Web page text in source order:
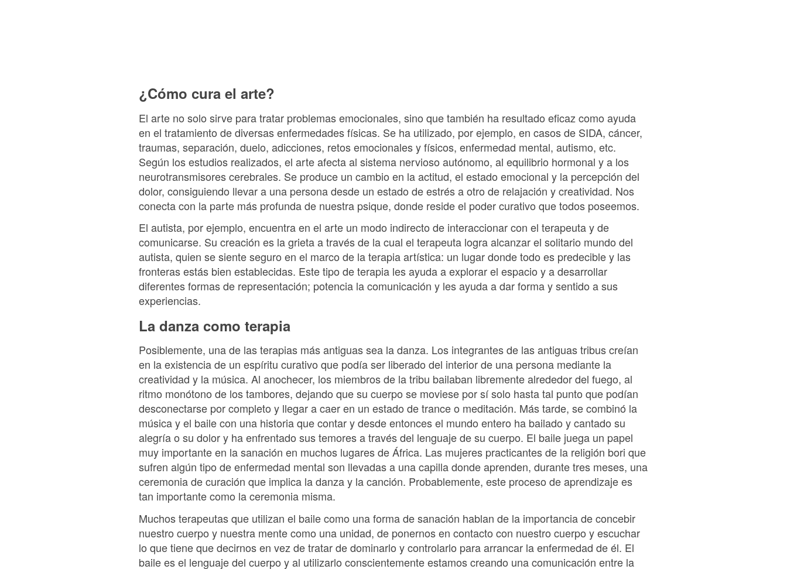
¿Cómo cura el arte?
El arte no solo sirve para tratar problemas emocionales, sino que también ha resultado eficaz como ayuda
en el tratamiento de diversas enfermedades físicas. Se ha utilizado, por ejemplo, en casos de SIDA, cáncer,
traumas, separación, duelo, adicciones, retos emocionales y físicos, enfermedad mental, autismo, etc.
Según los estudios realizados, el arte afecta al sistema nervioso autónomo, al equilibrio hormonal y a los
neurotransmisores cerebrales. Se produce un cambio en la actitud, el estado emocional y la percepción del
dolor, consiguiendo llevar a una persona desde un estado de estrés a otro de relajación y creatividad. Nos
conecta con la parte más profunda de nuestra psique, donde reside el poder curativo que todos poseemos.
El autista, por ejemplo, encuentra en el arte un modo indirecto de interaccionar con el terapeuta y de
comunicarse. Su creación es la grieta a través de la cual el terapeuta logra alcanzar el solitario mundo del
autista, quien se siente seguro en el marco de la terapia artística: un lugar donde todo es predecible y las
fronteras estás bien establecidas. Este tipo de terapia les ayuda a explorar el espacio y a desarrollar
diferentes formas de representación; potencia la comunicación y les ayuda a dar forma y sentido a sus
experiencias.
La danza como terapia
Posiblemente, una de las terapias más antiguas sea la danza. Los integrantes de las antiguas tribus creían
en la existencia de un espíritu curativo que podía ser liberado del interior de una persona mediante la
creatividad y la música. Al anochecer, los miembros de la tribu bailaban libremente alrededor del fuego, al
ritmo monótono de los tambores, dejando que su cuerpo se moviese por sí solo hasta tal punto que podían
desconectarse por completo y llegar a caer en un estado de trance o meditación. Más tarde, se combinó la
música y el baile con una historia que contar y desde entonces el mundo entero ha bailado y cantado su
alegría o su dolor y ha enfrentado sus temores a través del lenguaje de su cuerpo. El baile juega un papel
muy importante en la sanación en muchos lugares de África. Las mujeres practicantes de la religión bori que
sufren algún tipo de enfermedad mental son llevadas a una capilla donde aprenden, durante tres meses, una
ceremonia de curación que implica la danza y la canción. Probablemente, este proceso de aprendizaje es
tan importante como la ceremonia misma.
Muchos terapeutas que utilizan el baile como una forma de sanación hablan de la importancia de concebir
nuestro cuerpo y nuestra mente como una unidad, de ponernos en contacto con nuestro cuerpo y escuchar
lo que tiene que decirnos en vez de tratar de dominarlo y controlarlo para arrancar la enfermedad de él. El
baile es el lenguaje del cuerpo y al utilizarlo conscientemente estamos creando una comunicación entre la